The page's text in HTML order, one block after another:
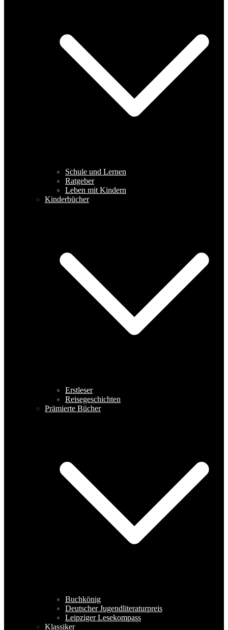
Schule und Lernen
Ratgeber
Leben mit Kindern
Kinderbücher
Erstleser
Reisegeschichten
Prämierte Bücher
Buchkönig
Deutscher Jugendliteraturpreis
Leipziger Lesekompass
Klassiker